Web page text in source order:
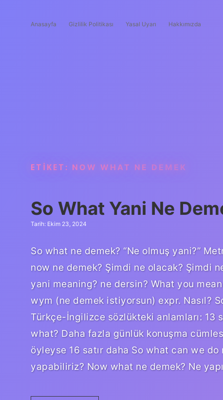
Anasayfa Gizlilik Politikası Yasal Uyarı Hakkımızda
ETIKET: NOW WHAT NE DEMEK
So What Yani Ne
Tarih: Ekim 23, 2024
So what ne demek? “Ne olmuş yani?”
now ne demek? Şimdi ne olacak? Şimdi
yani meaning? ne dersin? What you
wym (ne demek istiyorsun) expr. Nasıl?
Türkçe-İngilizce sözlükteki anlamları: 13
what? Daha fazla günlük konuşma
öyleyse 16 satır daha So what can we
yapabiliriz? Now what ne demek? Ne